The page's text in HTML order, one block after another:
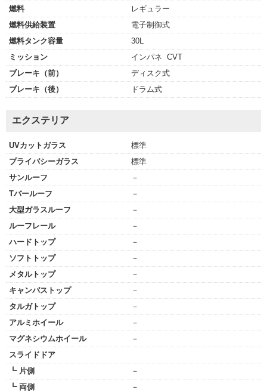
燃料
レギュラー
燃料供給装置
電子制御式
燃料タンク容量
30L
ミッション
インパネ CVT
ブレーキ（前）
ディスク式
ブレーキ（後）
ドラム式
エクステリア
UVカットガラス
標準
プライバシーガラス
標準
サンルーフ
－
Tバールーフ
－
大型ガラスルーフ
－
ルーフレール
－
ハードトップ
－
ソフトトップ
－
メタルトップ
－
キャンバストップ
－
タルガトップ
－
アルミホイール
－
マグネシウムホイール
－
スライドドア
┗ 片側
－
┗ 両側
－